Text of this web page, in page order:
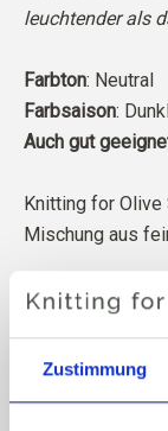
Zustimmung
leuchtender als
Farbton: Neutral
Farbsaison:
Auch gut
Knitting for
Mischung aus
Unser Mohair
gezüchtet
hergestellt.